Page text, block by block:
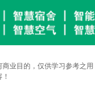
业目的，仅供学习参考之